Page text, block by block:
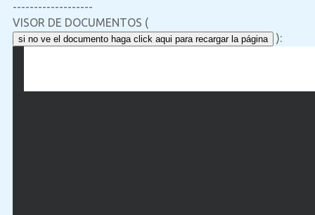
-------------------
VISOR DE DOCUMENTOS (
si no ve el documento haga click aqui para recargar la página ):